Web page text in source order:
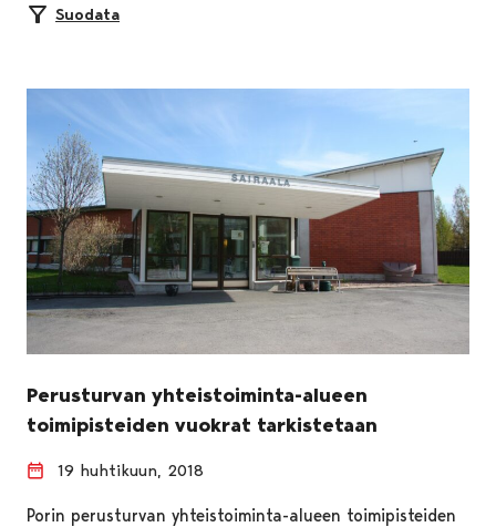
Suodata
Perusturvan yhteistoiminta-alueen
toimipisteiden vuokrat tarkistetaan
19 huhtikuun, 2018
Porin perusturvan yhteistoiminta-alueen toimipisteiden